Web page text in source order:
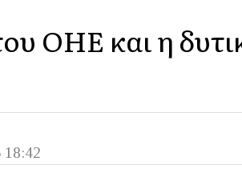
ΟΗΕ και η
18:42